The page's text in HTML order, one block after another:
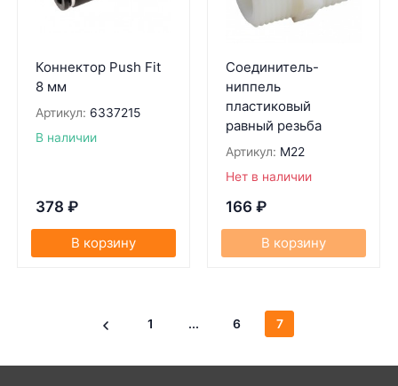
Коннектор Push Fit
8 мм
Артикул: 6337215
В наличии
378 ₽
В корзину
Соединитель-
ниппель
пластиковый
равный резьба
Артикул: M22
Нет в наличии
166 ₽
В корзину
1 ... 6 7